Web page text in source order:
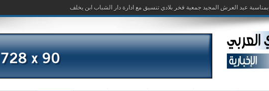
تعزية ومواساة: يتقدم الشريف د- جهاد ا